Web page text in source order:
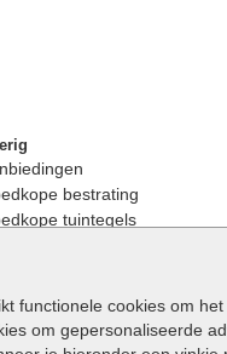
functionele cookies om
om gepersonaliseerde
bestrating
tuintegels
plaatsen
tuin